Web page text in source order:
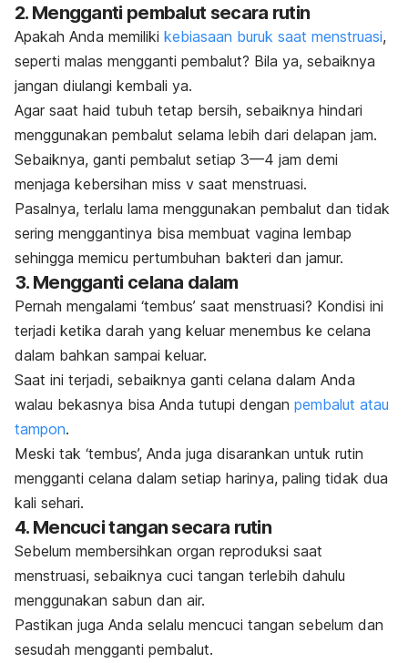
2. Mengganti pembalut secara rutin
Apakah Anda memiliki kebiasaan buruk saat menstruasi,
seperti malas mengganti pembalut? Bila ya, sebaiknya
jangan diulangi kembali ya.
Agar saat haid tubuh tetap bersih, sebaiknya hindari
menggunakan pembalut selama lebih dari delapan jam.
Sebaiknya, ganti pembalut setiap 3—4 jam demi
menjaga kebersihan miss v saat menstruasi.
Pasalnya, terlalu lama menggunakan pembalut dan tidak
sering menggantinya bisa membuat vagina lembap
sehingga memicu pertumbuhan bakteri dan jamur.
3. Mengganti celana dalam
Pernah mengalami ‘tembus’ saat menstruasi? Kondisi ini
terjadi ketika darah yang keluar menembus ke celana
dalam bahkan sampai keluar.
Saat ini terjadi, sebaiknya ganti celana dalam Anda
walau bekasnya bisa Anda tutupi dengan pembalut atau
tampon.
Meski tak ‘tembus’, Anda juga disarankan untuk rutin
mengganti celana dalam setiap harinya, paling tidak dua
kali sehari.
4. Mencuci tangan secara rutin
Sebelum membersihkan organ reproduksi saat
menstruasi, sebaiknya cuci tangan terlebih dahulu
menggunakan sabun dan air.
Pastikan juga Anda selalu mencuci tangan sebelum dan
sesudah mengganti pembalut.